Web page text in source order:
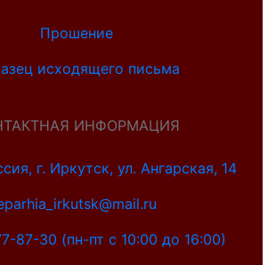
Прошение
исходящего письма
ИНФОРМАЦИЯ
г. Иркутск, ул. Ангарская, 14
87-30 (пн-пт с 10:00 до 16:00)